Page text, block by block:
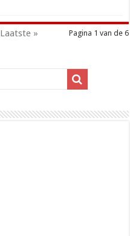
Pagina 1 van de 6
Laatste »